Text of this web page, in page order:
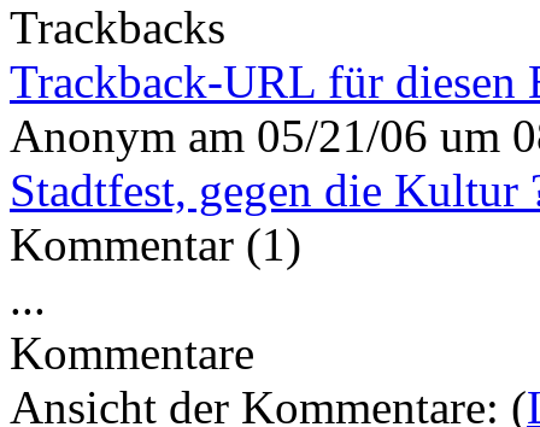
Trackbacks
Trackback-URL für diesen
Anonym am 05/21/06 um
Stadtfest, gegen die Kultur
Kommentar (1)
...
Kommentare
Ansicht der Kommentare: (